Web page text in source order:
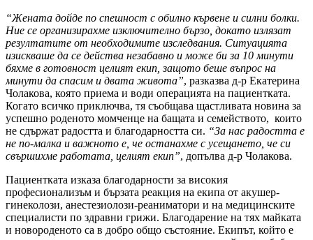
“Жената дойде по спешност с обилно кървене и силни болки.
Ние се организирахме изключително бързо, докато излязат
резултатите от необходимите изследвания. Ситуацията
изискваше да се действа незабавно и може би за 10 минути
бяхме в готовност целият екип, защото беше въпрос на
минути да спасим и двата живота”, разказва д-р Екатерина
Чолакова, която приема и води операцията на пациентката.
Когато всичко приключва, тя съобщава щастливата новина за
успешно роденото момченце на бащата и семейството, които
не сдържат радостта и благодарността си. “За нас радостта е
не по-малка и важното е, че останахме с усещането, че си
свършихме работата, целият екип”, допълва д-р Чолакова.
Пациентката изказа благодарности за високия
професионализъм и бързата реакция на екипа от акушер-
гинеколози, анестезиолози-реаниматори и на медицинските
специалисти по здравни грижи. Благодарение на тях майката
и новороденото са в добро общо състояние. Екипът, който е